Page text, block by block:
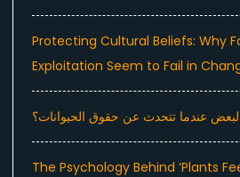
Protecting Cultural Beliefs: Why
Exploitation Seem to Fail in
عندما تتحدث عن حقوق الحيوانات؟
The Psychology Behind ‘Plants